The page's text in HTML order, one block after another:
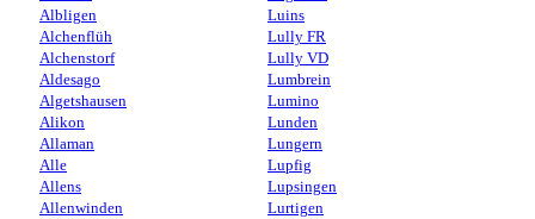
Albligen
Alchenflüh
Alchenstorf
Aldesago
Algetshausen
Alikon
Allaman
Alle
Allens
Allenwinden
Luins
Lully FR
Lully VD
Lumbrein
Lumino
Lunden
Lungern
Lupfig
Lupsingen
Lurtigen